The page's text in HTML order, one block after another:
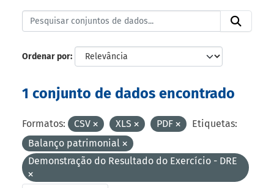
Ordenar por
1 conjunto de dados encontrado
Formatos: CSV XLS PDF
Etiquetas:
Balanço patrimonial
Demonstração do Resultado do Exercício - DRE